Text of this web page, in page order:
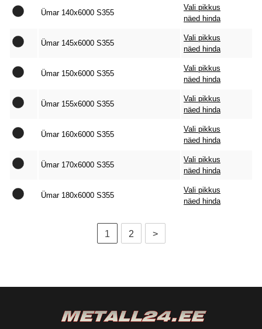
Ümar 140x6000 S355
Vali pikkus
näed hinda
Ümar 145x6000 S355
Vali pikkus
näed hinda
Ümar 150x6000 S355
Vali pikkus
näed hinda
Ümar 155x6000 S355
Vali pikkus
näed hinda
Ümar 160x6000 S355
Vali pikkus
näed hinda
Ümar 170x6000 S355
Vali pikkus
näed hinda
Ümar 180x6000 S355
Vali pikkus
näed hinda
1 2 >